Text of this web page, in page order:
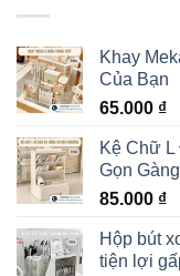
Khay
Của Bạn
65.000 ₫
Kệ Chữ
Gọn
85.000 ₫
Hộp bút
tiện lợi